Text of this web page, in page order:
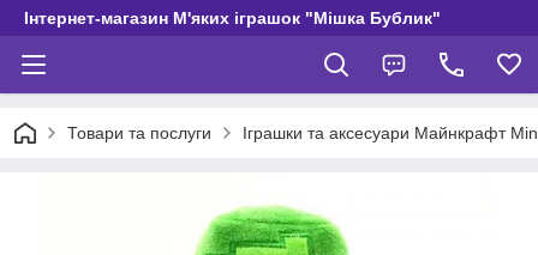
Інтернет-магазин М'яких іграшок "Мішка Бублик"
Товари та послуги Іграшки та аксесуари Майнкрафт